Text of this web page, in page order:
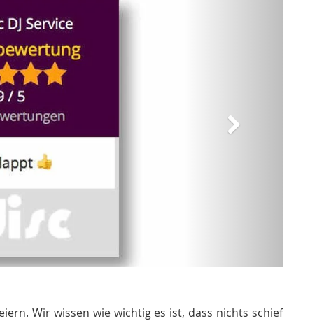
Wir wissen wie wichtig es ist, dass nichts schief